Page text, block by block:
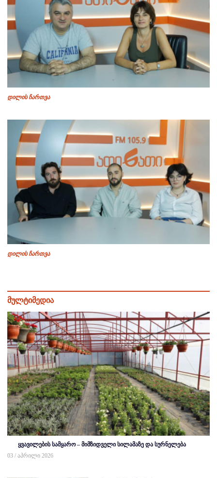
დილის ჩართვა
დილის ჩართვა
მულტიმედია
ყვავილების სამყარო – მიმზიდველი სილამაზე და სურნელება
03 / აპრილი 2026